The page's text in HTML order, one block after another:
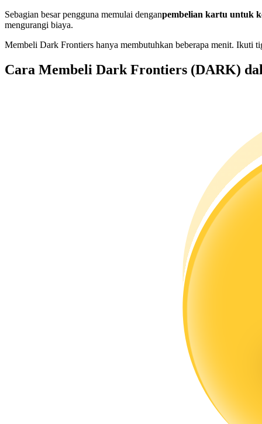
Copy Trading
Bergabunglah dengan pedagang top
Nikmati pembagian keuntungan dan komisi copy trading
Analisis data besar termasuk info perdagangan, dll.
Sebagian besar pengguna memulai denganpembelian kartu untuk
mengurangi biaya.
Membeli Dark Frontiers hanya membutuhkan beberapa menit. Ikuti
Cara Membeli Dark Frontiers (DARK)